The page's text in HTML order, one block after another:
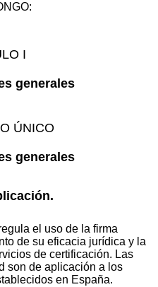
I
generales
ÚNICO
generales
el uso de la firma
de su eficacia jurídica y la
de certificación. Las
son de aplicación a los
en España.